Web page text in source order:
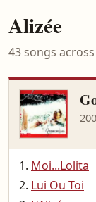
Alizée
43 songs
Moi...Lolita
Lui Ou Toi